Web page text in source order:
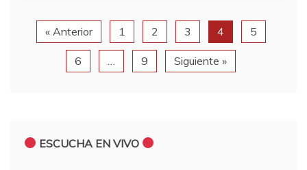
« Anterior 1 2 3 4 5
6 9 Siguiente »
ESCUCHA EN VIVO